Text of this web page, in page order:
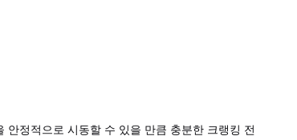
정적으로 시동할 수 있을 만큼 충분한 크랭킹 전